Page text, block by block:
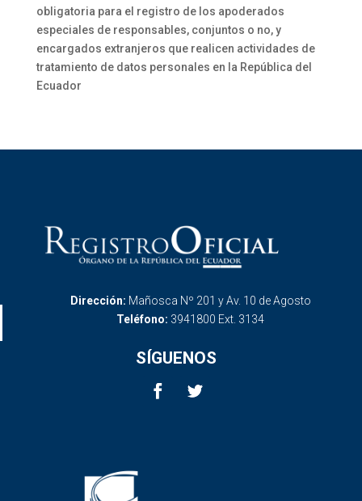
obligatoria para el registro de los apoderados
especiales de responsables, conjuntos o no, y
encargados extranjeros que realicen actividades de
tratamiento de datos personales en la República del
Ecuador
Dirección: Mañosca Nº 201 y Av. 10 de Agosto
Teléfono: 3941800 Ext. 3134
SÍGUENOS